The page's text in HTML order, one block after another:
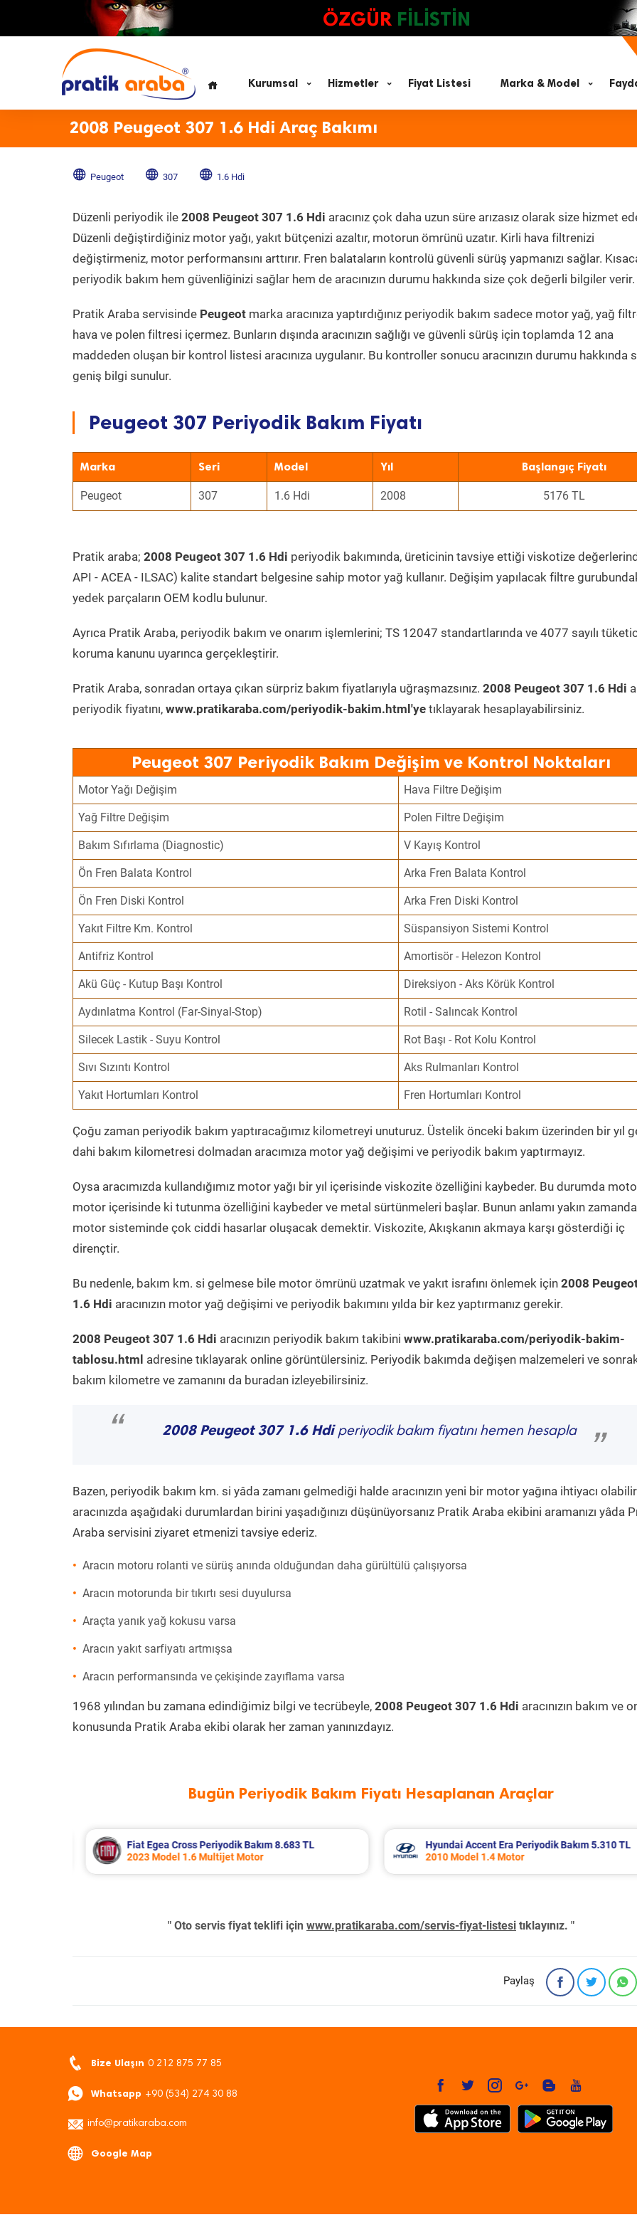
ÖZGÜR FİLİSTİN
Kurumsal Hizmetler Fiyat Listesi Marka & Model
2008 Peugeot 307 1.6 Hdi Araç Bakımı
Peugeot 307 1.6 Hdi
Düzenli periyodik ile 2008 Peugeot 307 1.6 Hdi aracınız çok daha uzun süre arızasız olarak size hizmet
Düzenli değiştirdiğiniz motor yağı, yakıt bütçenizi azaltır, motorun ömrünü uzatır. Kirli hava filtrenizi
değiştirmeniz, motor performansını arttırır. Fren balataların kontrolü güvenli sürüş yapmanızı sağlar.
periyodik bakım hem güvenliğinizi sağlar hem de aracınızın durumu hakkında size çok değerli bilgiler verir.
Pratik Araba servisinde Peugeot marka aracınıza yaptırdığınız periyodik bakım sadece motor yağ, yağ
hava ve polen filtresi içermez. Bunların dışında aracınızın sağlığı ve güvenli sürüş için toplamda 12 ana
maddeden oluşan bir kontrol listesi aracınıza uygulanır. Bu kontroller sonucu aracınızın durumu hakkında
geniş bilgi sunulur.
Peugeot 307 Periyodik Bakım Fiyatı
Marka Seri Model Yıl Başlangıç Fiyatı
Peugeot 307 1.6 Hdi 2008 5176 TL
Pratik araba; 2008 Peugeot 307 1.6 Hdi periyodik bakımında, üreticinin tavsiye ettiği viskotize
API - ACEA - ILSAC) kalite standart belgesine sahip motor yağ kullanır. Değişim yapılacak filtre
yedek parçaların OEM kodlu bulunur.
Ayrıca Pratik Araba, periyodik bakım ve onarım işlemlerini; TS 12047 standartlarında ve 4077 sayılı
koruma kanunu uyarınca gerçekleştirir.
Pratik Araba, sonradan ortaya çıkan sürpriz bakım fiyatlarıyla uğraşmazsınız. 2008 Peugeot 307 1.6 Hdi
periyodik fiyatını, www.pratikaraba.com/periyodik-bakim.html'ye tıklayarak hesaplayabilirsiniz.
Peugeot 307 Periyodik Bakım Değişim ve Kontrol Noktaları
Motor Yağı Değişim Hava Filtre Değişim
Yağ Filtre Değişim Polen Filtre Değişim
Bakım Sıfırlama (Diagnostic) V Kayış Kontrol
Ön Fren Balata Kontrol Arka Fren Balata Kontrol
Ön Fren Diski Kontrol Arka Fren Diski Kontrol
Yakıt Filtre Km. Kontrol Süspansiyon Sistemi Kontrol
Antifriz Kontrol Amortisör - Helezon Kontrol
Akü Güç - Kutup Başı Kontrol Direksiyon - Aks Körük Kontrol
Aydınlatma Kontrol (Far-Sinyal-Stop) Rotil - Salıncak Kontrol
Silecek Lastik - Suyu Kontrol Rot Başı - Rot Kolu Kontrol
Sıvı Sızıntı Kontrol Aks Rulmanları Kontrol
Yakıt Hortumları Kontrol Fren Hortumları Kontrol
Çoğu zaman periyodik bakım yaptıracağımız kilometreyi unuturuz. Üstelik önceki bakım üzerinden bir yıl
dahi bakım kilometresi dolmadan aracımıza motor yağ değişimi ve periyodik bakım yaptırmayız.
Oysa aracımızda kullandığımız motor yağı bir yıl içerisinde viskozite özelliğini kaybeder. Bu durumda
motor içerisinde ki tutunma özelliğini kaybeder ve metal sürtünmeleri başlar. Bunun anlamı yakın zamanda
motor sisteminde çok ciddi hasarlar oluşacak demektir. Viskozite, Akışkanın akmaya karşı gösterdiği iç
dirençtir.
Bu nedenle, bakım km. si gelmese bile motor ömrünü uzatmak ve yakıt israfını önlemek için 2008
1.6 Hdi aracınızın motor yağ değişimi ve periyodik bakımını yılda bir kez yaptırmanız gerekir.
2008 Peugeot 307 1.6 Hdi aracınızın periyodik bakım takibini www.pratikaraba.com/periyodik-bakim-
tablosu.html adresine tıklayarak online görüntülersiniz. Periyodik bakımda değişen malzemeleri ve
bakım kilometre ve zamanını da buradan izleyebilirsiniz.
“ 2008 Peugeot 307 1.6 Hdiperiyodik bakım fiyatını hemen hesapla
”
Bazen, periyodik bakım km. si yâda zamanı gelmediği halde aracınızın yeni bir motor yağına ihtiyacı
aracınızda aşağıdaki durumlardan birini yaşadığınızı düşünüyorsanız Pratik Araba ekibini aramanızı yâda
Araba servisini ziyaret etmenizi tavsiye ederiz.
Aracın motoru rolanti ve sürüş anında olduğundan daha gürültülü çalışıyorsa
Aracın motorunda bir tıkırtı sesi duyulursa
Araçta yanık yağ kokusu varsa
Aracın yakıt sarfiyatı artmışsa
Aracın performansında ve çekişinde zayıflama varsa
1968 yılından bu zamana edindiğimiz bilgi ve tecrübeyle, 2008 Peugeot 307 1.6 Hdi aracınızın bakım ve
konusunda Pratik Araba ekibi olarak her zaman yanınızdayız.
Bugün Periyodik Bakım Fiyatı Hesaplanan Araçlar
Hyundai Accent Era Periyodik Bakım 5.310 TL
2010 Model 1.4 Motor
Nissan Micra Periyodik Bakım 6.399 TL
2019 Model 1.2 Motor
" Oto servis fiyat teklifi için www.pratikaraba.com/servis-fiyat-listesi tıklayınız. "
Paylaş
Bize Ulaşın 0 212 875 77 85
Whatsapp +90 (534) 274 30 88
info@pratikaraba.com
Google Map